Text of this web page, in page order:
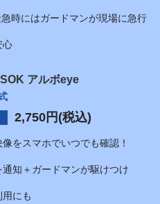
時にはガードマンが現場に急行
心
アルボeye
2,750 円(税込)
をスマホでいつでも確認！
知＋ガードマンが駆けつけ
にも